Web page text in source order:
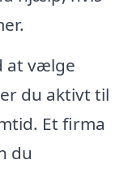
at vælge
du aktivt til
Et firma
du